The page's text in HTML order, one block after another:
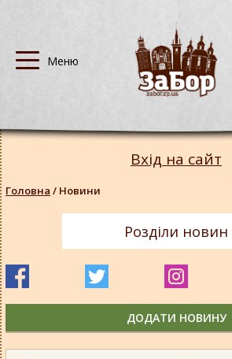
Вхід на сайт
Головна / Новини
Розділи новин
ДОДАТИ НОВИНУ